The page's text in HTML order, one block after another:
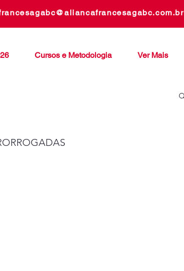
Cursos e Metodologia Ver Mais